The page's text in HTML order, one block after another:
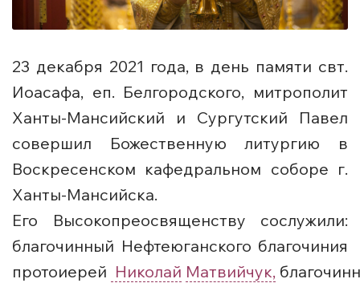
23 декабря 2021 года, в день памяти свт.
Иоасафа, еп. Белгородского, митрополит
Ханты-Мансийский и Сургутский Павел
совершил Божественную литургию в
Воскресенском кафедральном соборе г.
Ханты-Мансийска.
Его Высокопреосвященству сослужили:
благочинный Нефтеюганского благочиния
протоиерей Николай Матвийчук,